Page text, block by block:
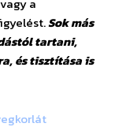
a
Sok más
tartani,
és tisztítása is